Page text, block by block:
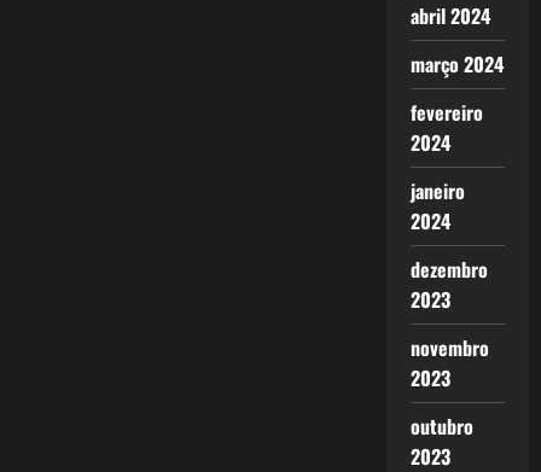
abril 2024
março 2024
fevereiro
2024
janeiro
2024
dezembro
2023
novembro
2023
outubro
2023